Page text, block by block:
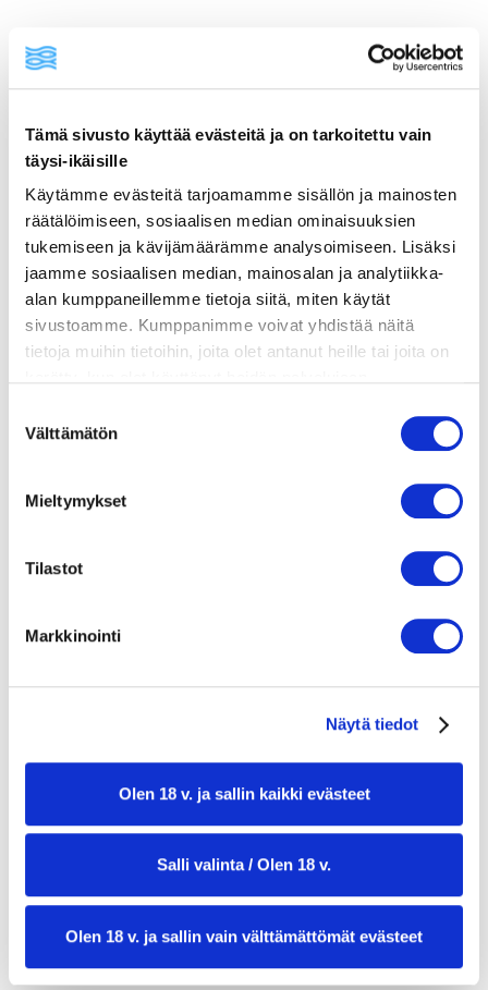
Tämä sivusto käyttää evästeitä ja on tarkoitettu vain
täysi-ikäisille
Käytämme evästeitä tarjoamamme sisällön ja mainosten
räätälöimiseen, sosiaalisen median ominaisuuksien
tukemiseen ja kävijämäärämme analysoimiseen. Lisäksi
jaamme sosiaalisen median, mainosalan ja analytiikka-
alan kumppaneillemme tietoja siitä, miten käytät
sivustoamme. Kumppanimme voivat yhdistää näitä
tietoja muihin tietoihin, joita olet antanut heille tai joita on
tai vanhempi. Vahvista ikäsi käyttääksesi sivustoa.
valinta
Välttämätön
Mieltymykset
Tilastot
Markkinointi
Näytä tiedot
Olen 18 v. ja sallin kaikki evästeet
Salli valinta / Olen 18 v.
Olen 18 v. ja sallin vain välttämättömät evästeet
valmistusohje
lisätietoja
4 lohifilee (à n. 150 g)
2–3 rkl cajun-mausteseosta
300 g keitettyä riisiä (esim. basmatiriisi)
½ punainen sipuli hienonnettuna
1 punainen chili siemenistä puhdistettuna ja
Kourallinen tuoretta korianteria
hienonnettuna
Suolaa maun mukaan